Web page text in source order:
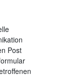
Post